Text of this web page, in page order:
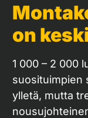
on
1 000 – 2 000
suosituimpien
ylletä, mutta